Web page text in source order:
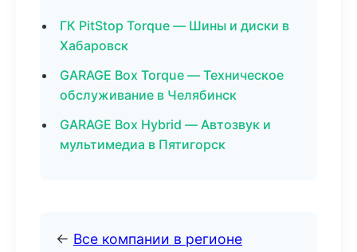
ГК PitStop Torque — Шины и диски в
Хабаровск
GARAGE Box Torque — Техническое
обслуживание в Челябинск
GARAGE Box Hybrid — Автозвук и
мультимедиа в Пятигорск
← Все компании в регионе